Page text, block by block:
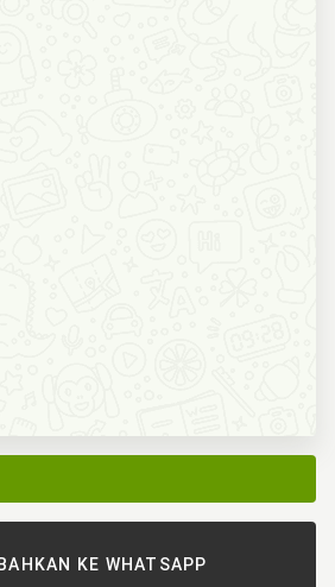
KE WHATSAPP